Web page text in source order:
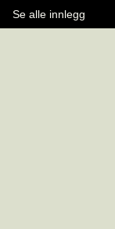
Se alle innlegg